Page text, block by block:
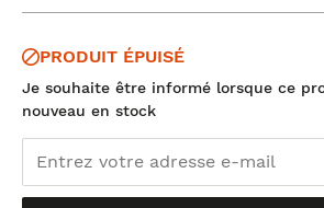
PRODUIT ÉPUISÉ
Je souhaite être informé lorsque ce
nouveau en stock